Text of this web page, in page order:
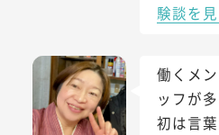
験談を
働くメ
ッフが
初は言